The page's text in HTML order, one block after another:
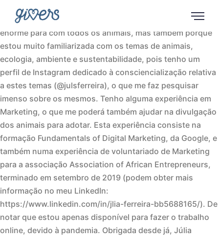
Bom dia, Gostaria imenso de me voluntariar para esta
oportunidade, não só porque tenho uma sensibilidade
enorme para com todos os animais, mas também porque
estou muito familiarizada com os temas de animais,
ecologia, ambiente e sustentabilidade, pois tenho um
perfil de Instagram dedicado à consciencialização relativa
a estes temas (@julsferreira), o que me faz pesquisar
imenso sobre os mesmos. Tenho alguma experiência em
Marketing, o que me poderá também ajudar na divulgação
dos animais para adotar. Esta experiência consiste na
formação Fundamentals of Digital Marketing, da Google, e
também numa experiência de voluntariado de Marketing
para a associação Association of African Entrepreneurs,
terminado em setembro de 2019 (podem obter mais
informação no meu LinkedIn:
https://www.linkedin.com/in/jlia-ferreira-bb5688165/). De
notar que estou apenas disponível para fazer o trabalho
online, devido à pandemia. Obrigada desde já, Júlia